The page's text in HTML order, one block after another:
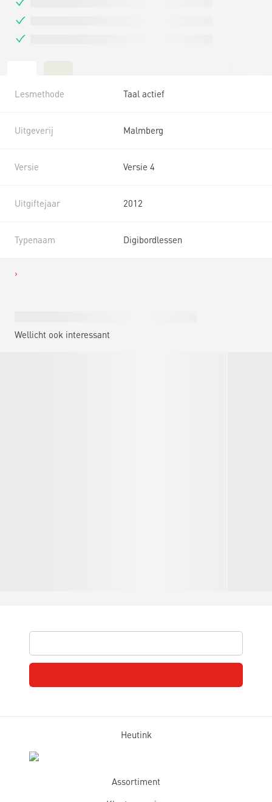
Lesmethode Taal actief
Uitgeverij Malmberg
Versie Versie 4
Uitgiftejaar 2012
Typenaam Digibordlessen
Wellicht ook interessant
Heutink
Assortiment